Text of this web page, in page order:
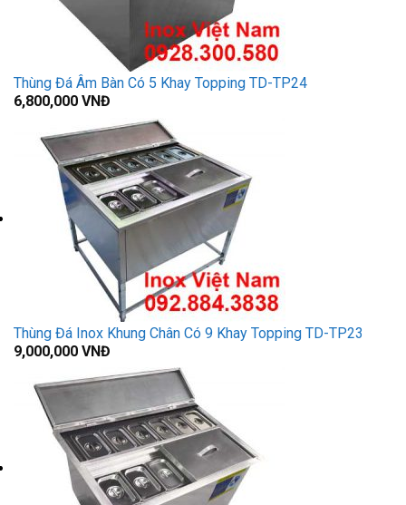
Thùng Đá Âm Bàn Có 5 Khay Topping TD-TP24
6,800,000 VNĐ
Thùng Đá Inox Khung Chân Có 9 Khay Topping TD-TP23
9,000,000 VNĐ